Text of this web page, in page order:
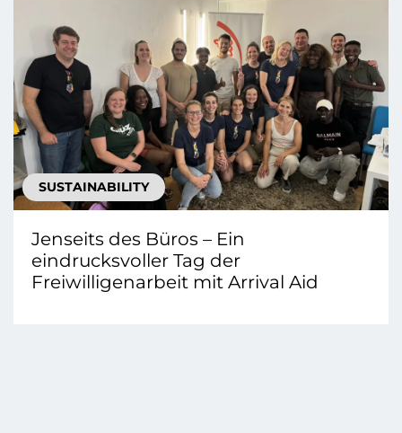
SUSTAINABILITY
Jenseits des Büros – Ein
eindrucksvoller Tag der
Freiwilligenarbeit mit Arrival Aid